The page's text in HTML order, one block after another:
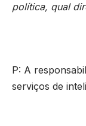
política, qual
P: A
serviços de